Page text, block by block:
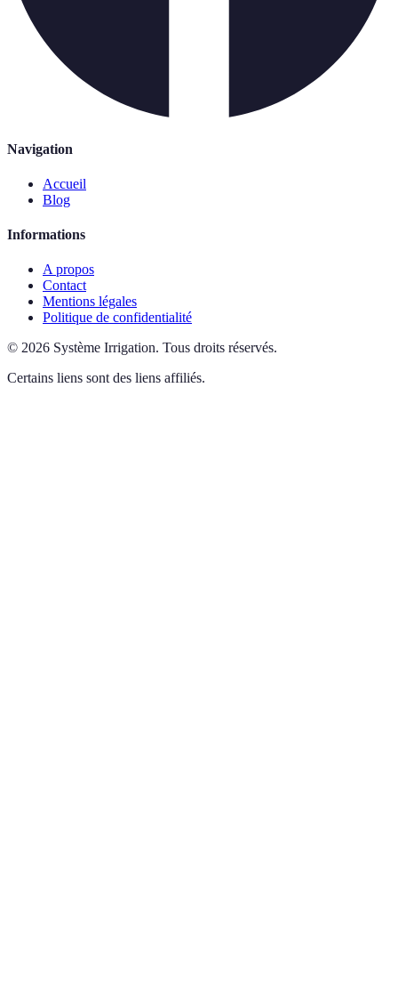
Navigation
Accueil
Blog
Informations
A propos
Contact
Mentions légales
Politique de confidentialité
© 2026 Système Irrigation. Tous droits réservés.
Certains liens sont des liens affiliés.